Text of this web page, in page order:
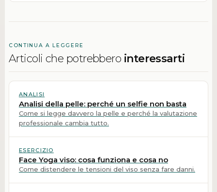
CONTINUA A LEGGERE
Articoli che potrebbero interessarti
ANALISI
Analisi della pelle: perché un selfie non basta
Come si legge davvero la pelle e perché la valutazione
professionale cambia tutto.
ESERCIZIO
Face Yoga viso: cosa funziona e cosa no
Come distendere le tensioni del viso senza fare danni.